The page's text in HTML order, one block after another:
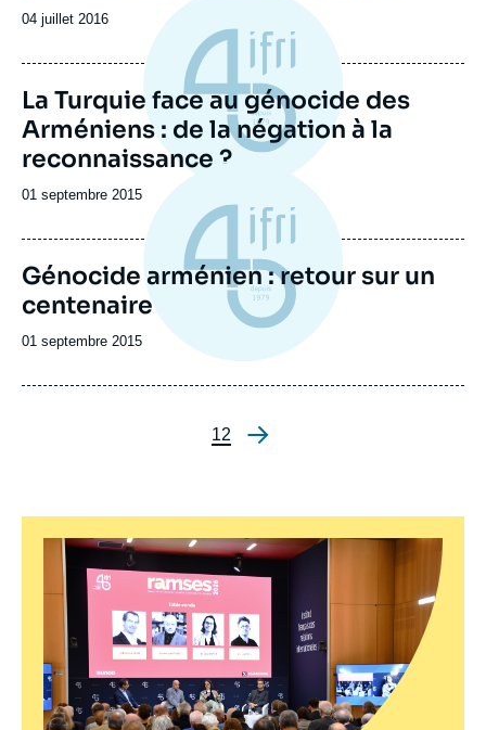
Date
publication
04 juillet 2016
La Turquie face au génocide des
Arméniens : de la négation à la
reconnaissance ?
Date
publication
01 septembre 2015
Génocide arménien : retour sur un
centenaire
Date
publication
01 septembre 2015
Pagination
Page
1Page
2